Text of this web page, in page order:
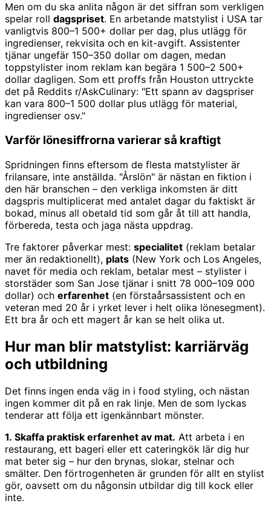
Men om du ska anlita någon är det siffran som verkligen
spelar roll dagspriset. En arbetande matstylist i USA tar
vanligtvis 800–1 500+ dollar per dag, plus utlägg för
ingredienser, rekvisita och en kit-avgift. Assistenter
tjänar ungefär 150–350 dollar om dagen, medan
toppstylister inom reklam kan begära 1 500–2 500+
dollar dagligen. Som ett proffs från Houston uttryckte
det på Reddits r/AskCulinary: "Ett spann av dagspriser
kan vara 800–1 500 dollar plus utlägg för material,
ingredienser osv."
Varför lönesiffrorna varierar så kraftigt
Spridningen finns eftersom de flesta matstylister är
frilansare, inte anställda. "Årslön" är nästan en fiktion i
den här branschen – den verkliga inkomsten är ditt
dagspris multiplicerat med antalet dagar du faktiskt är
bokad, minus all obetald tid som går åt till att handla,
förbereda, testa och jaga nästa uppdrag.
Tre faktorer påverkar mest: specialitet (reklam betalar
mer än redaktionellt), plats (New York och Los Angeles,
navet för media och reklam, betalar mest – stylister i
storstäder som San Jose tjänar i snitt 78 000–109 000
dollar) och erfarenhet (en förstaårsassistent och en
veteran med 20 år i yrket lever i helt olika lönesegment).
Ett bra år och ett magert år kan se helt olika ut.
Hur man blir matstylist: karriärväg
och utbildning
Det finns ingen enda väg in i food styling, och nästan
ingen kommer dit på en rak linje. Men de som lyckas
tenderar att följa ett igenkännbart mönster.
1. Skaffa praktisk erfarenhet av mat. Att arbeta i en
restaurang, ett bageri eller ett cateringkök lär dig hur
mat beter sig – hur den brynas, slokar, stelnar och
smälter. Den förtrogenheten är grunden för allt en stylist
gör, oavsett om du någonsin utbildar dig till kock eller
inte.